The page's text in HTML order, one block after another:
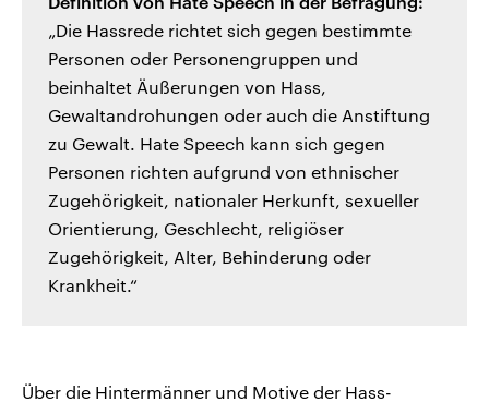
„Die Hassrede richtet sich gegen bestimmte
Personen oder Personengruppen und
beinhaltet Äußerungen von Hass,
Gewaltandrohungen oder auch die Anstiftung
zu Gewalt. Hate Speech kann sich gegen
Personen richten aufgrund von ethnischer
Zugehörigkeit, nationaler Herkunft, sexueller
Orientierung, Geschlecht, religiöser
Zugehörigkeit, Alter, Behinderung oder
Krankheit.“
Über die Hintermänner und Motive der Hass-